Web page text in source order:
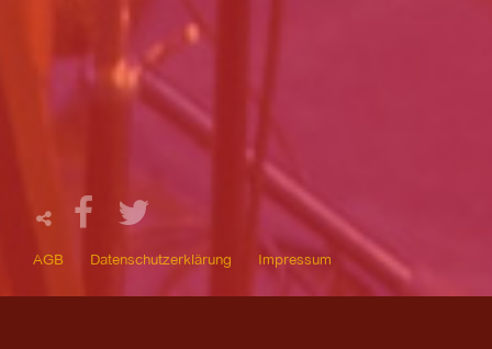
AGB Datenschutzerklärung Impressum